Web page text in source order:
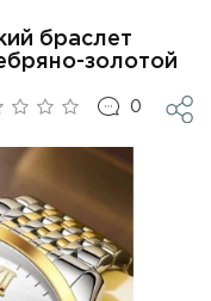
браслет
золотой
0